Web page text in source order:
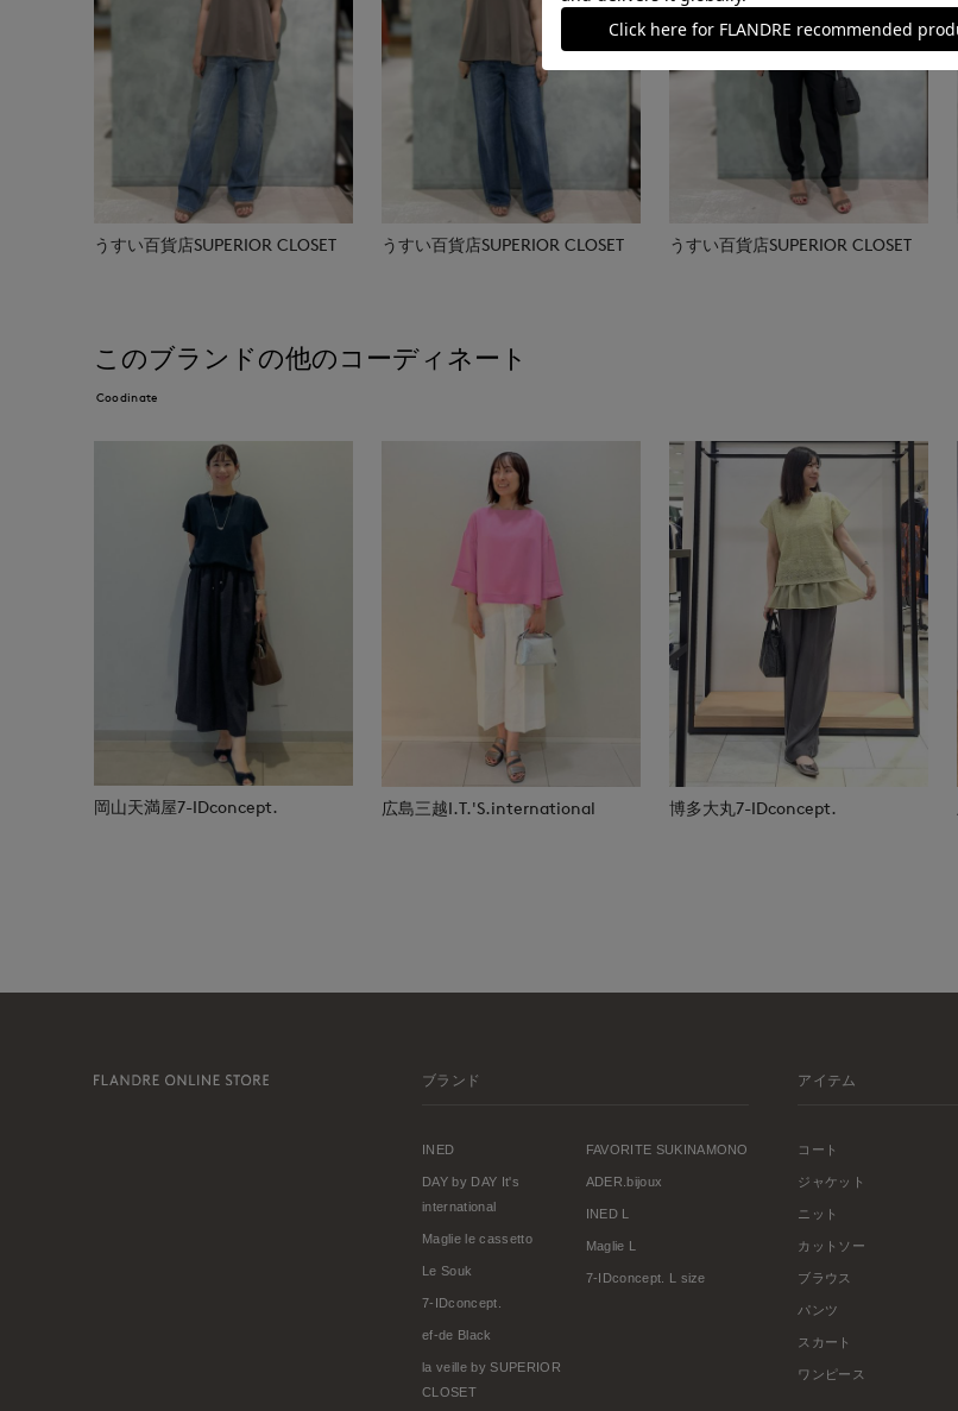
うすい百貨店SUPERIOR CLOSET うすい百貨店SUPERIOR CLOSET うすい百貨店SUPERIOR CLOSET
このブランドの他のコーディネート
Coodinate
岡山天満屋7-IDconcept. 広島三越I.T.'S.international 博多大丸7-IDconcept.
ブランド
INED
DAY by DAY It's
international
Maglie le cassetto
Le Souk
7-IDconcept.
ef-de Black
la veille by SUPERIOR
CLOSET
FAVORITE SUKINAMONO
ADER.bijoux
INED L
Maglie L
7-IDconcept. L size
アイテム
コート
ジャケット
ニット
カットソー
ブラウス
パンツ
スカート
ワンピース